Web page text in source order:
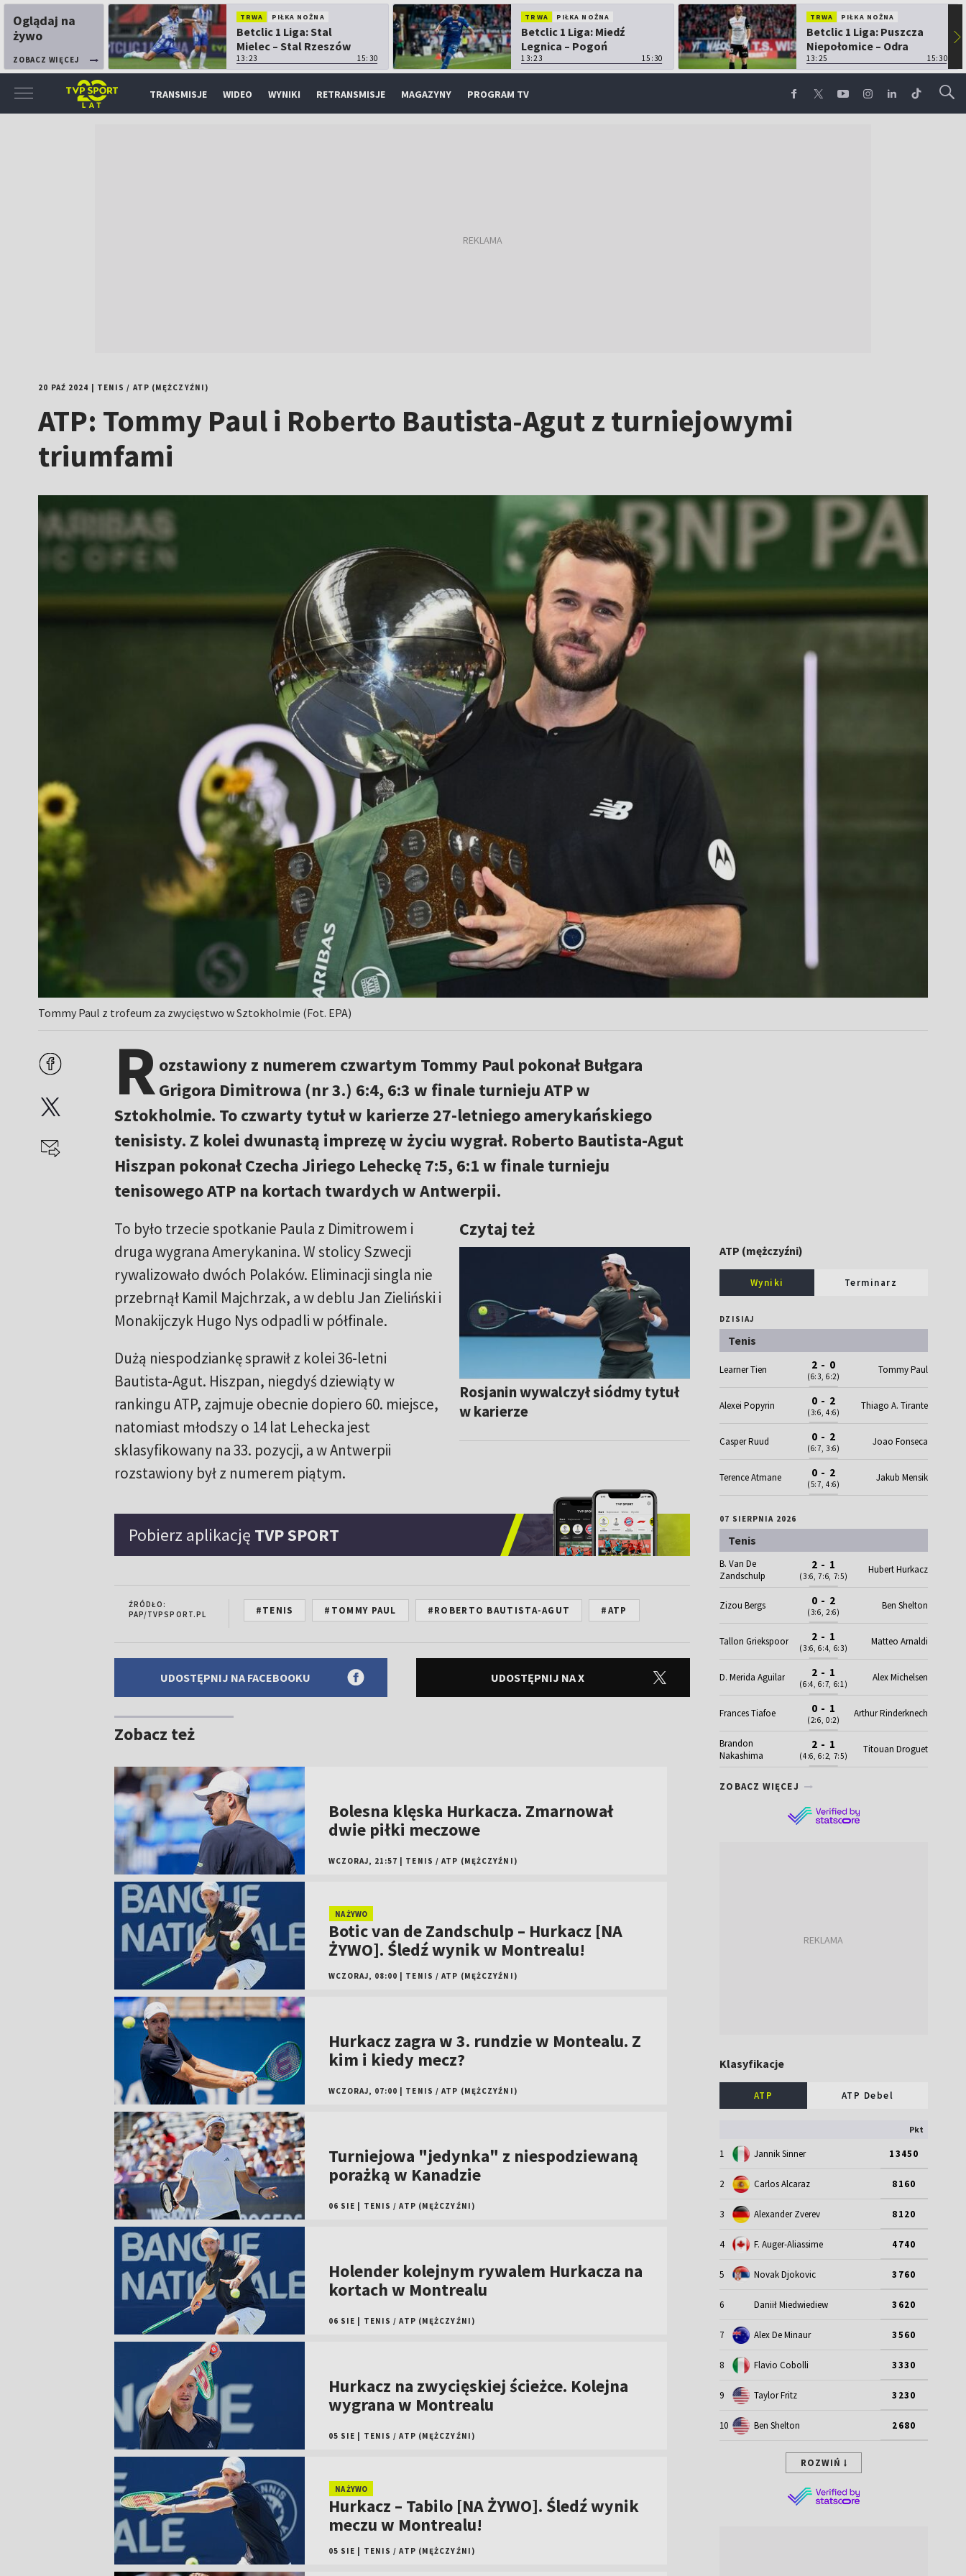
Oglądaj na
żywo
ZOBACZ WIĘCEJ
TRWA PIŁKA NOŻNA
Betclic 1 Liga: Stal
Mielec – Stal Rzeszów
13:23 15:30
TRWA PIŁKA NOŻNA
Betclic 1 Liga: Miedź
Legnica – Pogoń
Grodzisk Mazowiecki
13:23 15:30
TRWA PIŁKA NOŻNA
Betclic 1 Liga: Puszcza
Niepołomice – Odra
Opole
13:25 15:30
▶
TRANSMISJE WIDEO WYNIKI RETRANSMISJE MAGAZYNY PROGRAM TV
20 PAŹ 2024 TENIS / ATP (MĘŻCZYŹNI)
ATP: Tommy Paul i Roberto Bautista-Agut z turniejowymi
triumfami
Tommy Paul z trofeum za zwycięstwo w Sztokholmie (Fot. EPA)
Rozstawiony z numerem czwartym Tommy Paul pokonał Bułgara
Grigora Dimitrowa (nr 3.) 6:4, 6:3 w finale turnieju ATP w
Sztokholmie. To czwarty tytuł w karierze 27-letniego amerykańskiego
tenisisty. Z kolei dwunastą imprezę w życiu wygrał. Roberto Bautista-Agut
Hiszpan pokonał Czecha Jiriego Leheckę 7:5, 6:1 w finale turnieju
tenisowego ATP na kortach twardych w Antwerpii.
Czytaj też
Rosjanin wywalczył siódmy tytuł
w karierze
To było trzecie spotkanie Paula z Dimitrowem i
druga wygrana Amerykanina. W stolicy Szwecji
rywalizowało dwóch Polaków. Eliminacji singla nie
przebrnął Kamil Majchrzak, a w deblu Jan Zieliński i
Monakijczyk Hugo Nys odpadli w półfinale.
Dużą niespodziankę sprawił z kolei 36-letni
Bautista-Agut. Hiszpan, niegdyś dziewiąty w
rankingu ATP, zajmuje obecnie dopiero 60. miejsce,
natomiast młodszy o 14 lat Lehecka jest
sklasyfikowany na 33. pozycji, a w Antwerpii
rozstawiony był z numerem piątym.
Pobierz aplikację TVP SPORT
ŹRÓDŁO:
PAP/TVPSPORT.PL
#TENIS #TOMMY PAUL #ROBERTO BAUTISTA-AGUT #ATP
UDOSTĘPNIJ NA FACEBOOKU UDOSTĘPNIJ NA X
Zobacz też
Bolesna klęska Hurkacza. Zmarnował
dwie piłki meczowe
WCZORAJ, 21:57 TENIS / ATP (MĘŻCZYŹNI)
NA ŻYWO
Botic van de Zandschulp – Hurkacz [NA
ŻYWO]. Śledź wynik w Montrealu!
WCZORAJ, 08:00 TENIS / ATP (MĘŻCZYŹNI)
Hurkacz zagra w 3. rundzie w Montealu. Z
kim i kiedy mecz?
WCZORAJ, 07:00 TENIS / ATP (MĘŻCZYŹNI)
Turniejowa "jedynka" z niespodziewaną
porażką w Kanadzie
06 SIE TENIS / ATP (MĘŻCZYŹNI)
Holender kolejnym rywalem Hurkacza na
kortach w Montrealu
06 SIE TENIS / ATP (MĘŻCZYŹNI)
Hurkacz na zwycięskiej ścieżce. Kolejna
wygrana w Montrealu
05 SIE TENIS / ATP (MĘŻCZYŹNI)
NA ŻYWO
Hurkacz – Tabilo [NA ŻYWO]. Śledź wynik
meczu w Montrealu!
05 SIE TENIS / ATP (MĘŻCZYŹNI)
ATP (mężczyźni)
Wyniki Terminarz
DZISIAJ
Tenis
Learner Tien 2 - 0
(6:3, 6:2)
Tommy Paul
Alexei Popyrin 0 - 2
(3:6, 4:6)
Thiago A. Tirante
Casper Ruud 0 - 2
(6:7, 3:6)
Joao Fonseca
Terence Atmane 0 - 2
(5:7, 4:6)
Jakub Mensik
07 SIERPNIA 2026
Tenis
B. Van De
Zandschulp
2 - 1
(3:6, 7:6, 7:5)
Hubert Hurkacz
Zizou Bergs 0 - 2
(3:6, 2:6)
Ben Shelton
Tallon Griekspoor 2 - 1
(3:6, 6:4, 6:3)
Matteo Arnaldi
D. Merida Aguilar 2 - 1
(6:4, 6:7, 6:1)
Alex Michelsen
Frances Tiafoe 0 - 1
(2:6, 0:2)
Arthur Rinderknech
Brandon
Nakashima
2 - 1
(4:6, 6:2, 7:5)
Titouan Droguet
ZOBACZ WIĘCEJ
Klasyfikacje
ATP ATP Debel
Pkt
1 Jannik Sinner 13450
2 Carlos Alcaraz 8160
3 Alexander Zverev 8120
4 F. Auger-Aliassime 4740
5 Novak Djokovic 3760
6 Daniił Miedwiediew 3620
7 Alex De Minaur 3560
8 Flavio Cobolli 3330
9 Taylor Fritz 3230
10 Ben Shelton 2680
ROZWIŃ